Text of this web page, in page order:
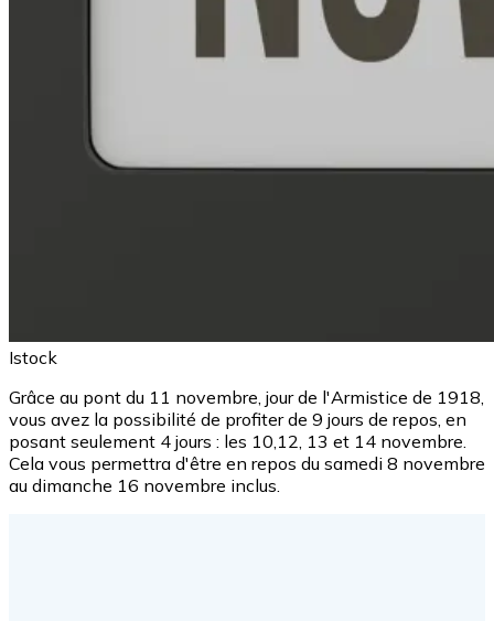
Istock
Grâce au pont du 11 novembre, jour de l'Armistice de 1918,
vous avez la possibilité de profiter de 9 jours de repos, en
posant seulement 4 jours : les 10,12, 13 et 14 novembre.
Cela vous permettra d'être en repos du samedi 8 novembre
au dimanche 16 novembre inclus.